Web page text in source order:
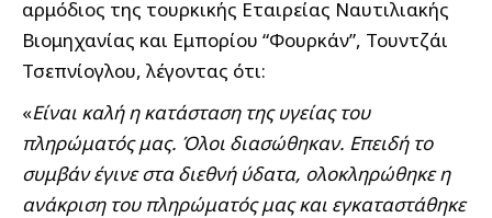
αρμόδιος της τουρκικής Εταιρείας Ναυτιλιακής
Βιομηχανίας και Εμπορίου “Φουρκάν”, Τουντζάι
Τσεπνίογλου, λέγοντας ότι:
«Είναι καλή η κατάσταση της υγείας του
πληρώματός μας. Όλοι διασώθηκαν. Επειδή το
συμβάν έγινε στα διεθνή ύδατα, ολοκληρώθηκε η
ανάκριση του πληρώματός μας και εγκαταστάθηκε